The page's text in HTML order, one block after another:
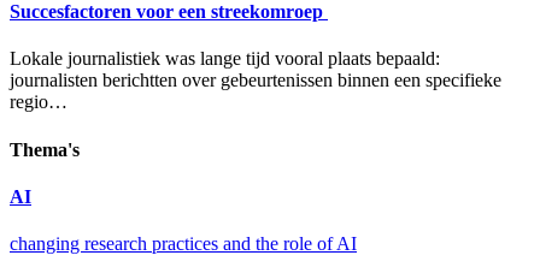
Succesfactoren voor een streekomroep
Lokale journalistiek was lange tijd vooral plaats bepaald:
journalisten berichtten over gebeurtenissen binnen een specifieke
regio…
Thema's
AI
changing research practices and the role of AI